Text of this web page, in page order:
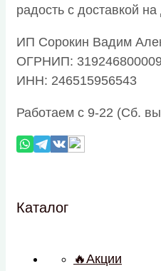
радость с доставкой
ИП Сорокин Вадим
ОГРНИП:
ИНН: 246515956543
Работаем с 9-22 (Сб.
Каталог
🔥Акции